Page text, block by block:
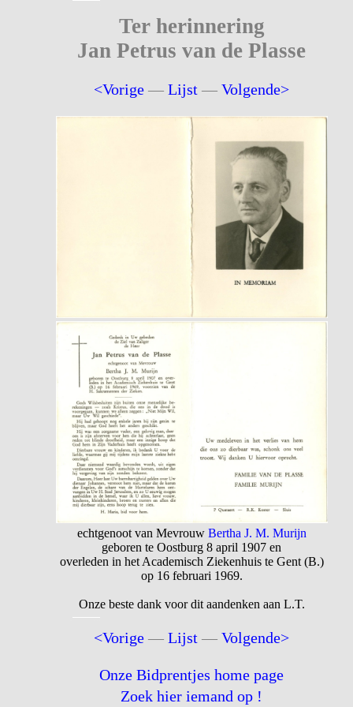
Ter herinnering
Jan Petrus van de Plasse
<Vorige —Lijst —Volgende>
echtgenoot van Mevrouw Bertha J. M. Murijn
geboren te Oostburg 8 april 1907 en
overleden in het Academisch Ziekenhuis te Gent (B.)
op 16 februari 1969.
Onze beste dank voor dit aandenken aan L.T.
<Vorige —Lijst —Volgende>
Onze Bidprentjes home page
Zoek hier iemand op !